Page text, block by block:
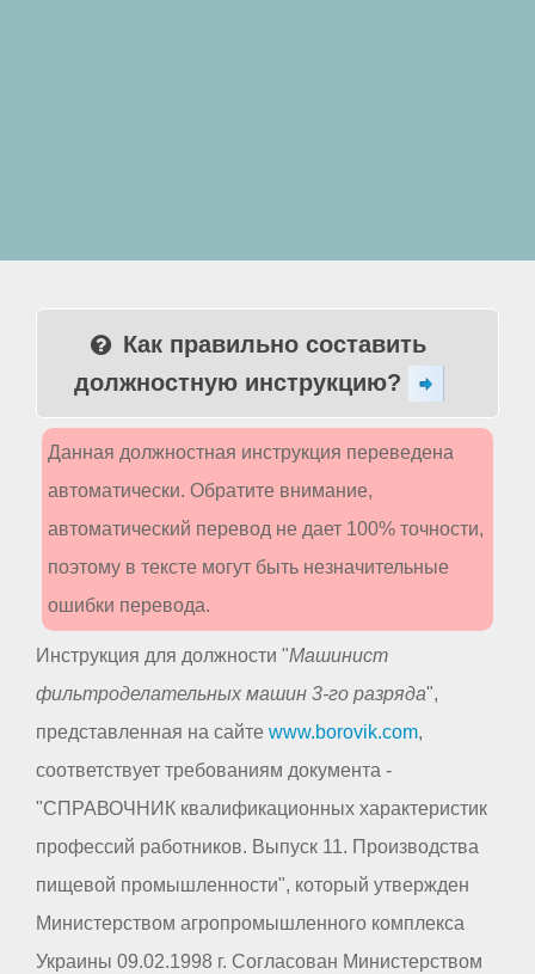
Как правильно составить
должностную инструкцию?
Данная должностная инструкция переведена
автоматически. Обратите внимание,
автоматический перевод не дает 100% точности,
поэтому в тексте могут быть незначительные
ошибки перевода.
Инструкция для должности "Машинист
фильтроделательных машин 3-го разряда",
представленная на сайте www.borovik.com,
соответствует требованиям документа -
"СПРАВОЧНИК квалификационных характеристик
профессий работников. Выпуск 11. Производства
пищевой промышленности", который утвержден
Министерством агропромышленного комплекса
Украины 09.02.1998 г. Согласован Министерством